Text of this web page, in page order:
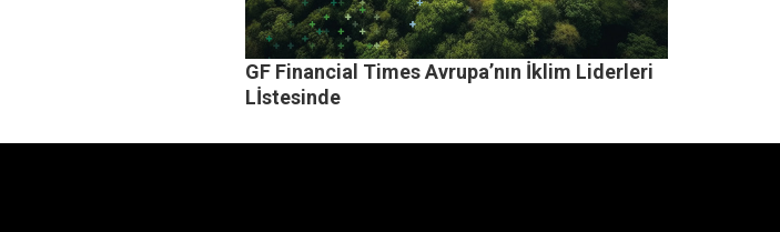
GF Financial Times Avrupa’nın İklim Liderleri
Lİstesinde